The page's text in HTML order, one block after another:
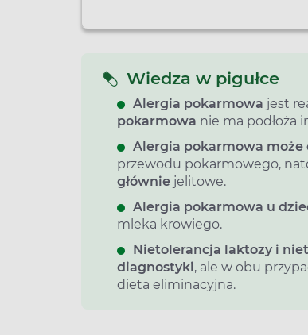
Wiedza w pigułce
Alergia pokarmowa jest
pokarmowa nie ma podłoża
Alergia pokarmowa może
przewodu pokarmowego,
głównie jelitowe.
Alergia pokarmowa u
mleka krowiego.
Nietolerancja laktozy i
diagnostyki, ale w obu
dieta eliminacyjna.